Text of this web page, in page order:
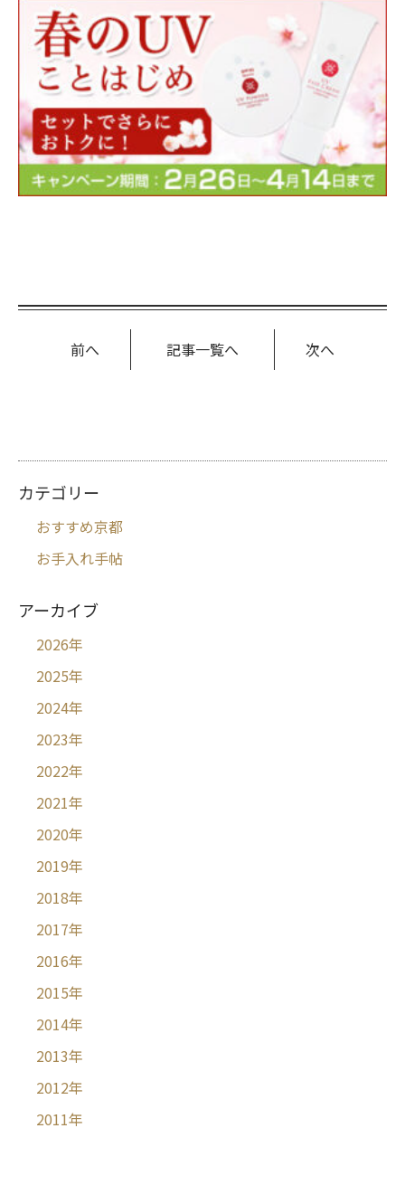
前へ 次へ
記事一覧へ
カテゴリー
おすすめ京都
お手入れ手帖
アーカイブ
2026年
2025年
2024年
2023年
2022年
2021年
2020年
2019年
2018年
2017年
2016年
2015年
2014年
2013年
2012年
2011年